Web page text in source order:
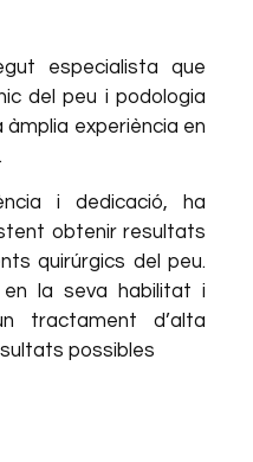
especialista que
del peu i podologia
àmplia experiència en
i dedicació, ha
obtenir resultats
quirúrgics del peu.
la seva habilitat i
tractament d’alta
possibles